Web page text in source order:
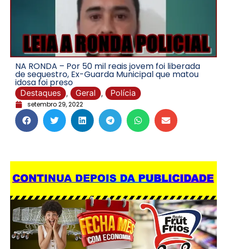
NA RONDA – Por 50 mil reais jovem foi liberada
de sequestro, Ex-Guarda Municipal que matou
idosa foi preso
Destaques , Geral , Polícia
setembro 29, 2022